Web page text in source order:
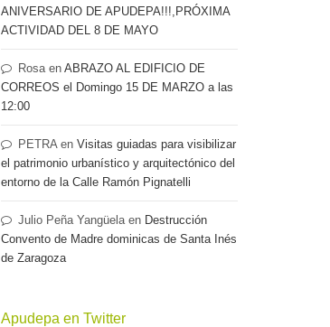
ANIVERSARIO DE APUDEPA!!!,PRÓXIMA
ACTIVIDAD DEL 8 DE MAYO
Rosaen ABRAZO AL EDIFICIO DE
CORREOS el Domingo 15 DE MARZO a las
12:00
PETRAen Visitas guiadas para visibilizar
el patrimonio urbanístico y arquitectónico del
entorno de la Calle Ramón Pignatelli
Julio Peña Yangüelaen Destrucción
Convento de Madre dominicas de Santa Inés
de Zaragoza
Apudepa en Twitter